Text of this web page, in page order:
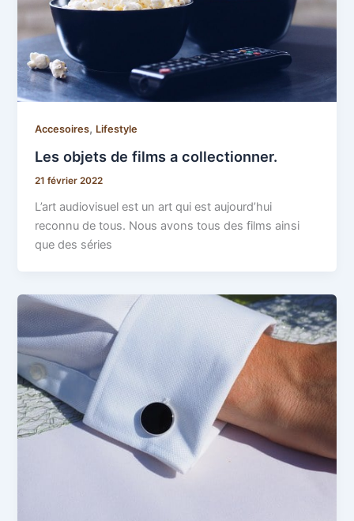
Accesoires, Lifestyle
Les objets de films a collectionner.
21 février 2022
L’art audiovisuel est un art qui est aujourd’hui
reconnu de tous. Nous avons tous des films ainsi
que des séries